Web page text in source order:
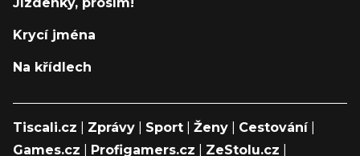
Krycí jména
Na křídlech
Tiscali.cz Zprávy Sport Ženy Cestování|
Games.cz
Profigamers.cz ZeStolu.cz